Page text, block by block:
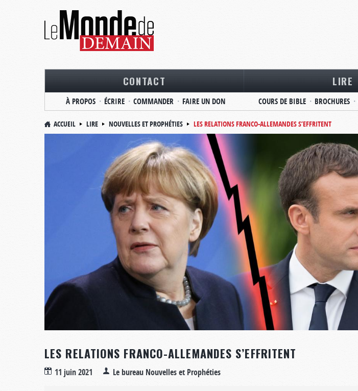
CONTACT
À PROPOS ÉCRIRE COMMANDER FAIRE UN DON
LIRE
COURS DE BIBLE BROCHURES
ACCUEIL LIRE NOUVELLES ET PROPHÉTIES LES RELATIONS FRANCO-ALLEMANDES S’EFFRITENT
LES RELATIONS FRANCO-ALLEMANDES S’EFFRITENT
11 juin 2021 Le bureau Nouvelles et Prophéties